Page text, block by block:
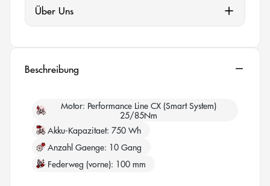
Über Uns
Beschreibung
Motor Performance Line CX (Smart System)
25/85Nm
Akku-Kapazitaet 750 Wh
Anzahl Gaenge 10 Gang
Federweg (vorne) 100 mm